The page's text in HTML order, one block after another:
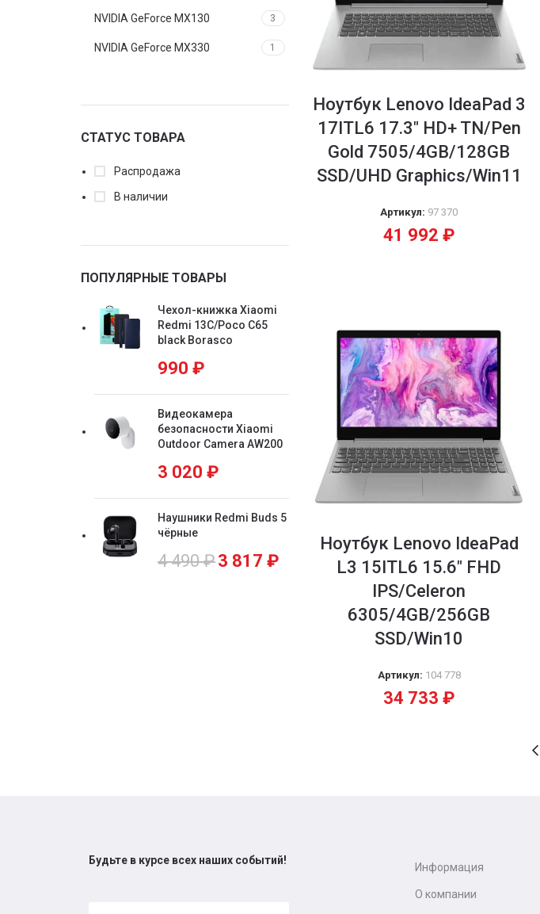
NVIDIA GeForce MX130 3
NVIDIA GeForce MX330 1
СТАТУС ТОВАРА
Распродажа
В наличии
ПОПУЛЯРНЫЕ ТОВАРЫ
Чехол-книжка Xiaomi
Redmi 13C/Poco C65
black Borasco
990 ₽
Видеокамера
безопасности Xiaomi
Outdoor Camera AW200
3 020 ₽
Наушники Redmi Buds 5
чёрные
4 490₽3 817 ₽
Ноутбук Lenovo IdeaPad 3
17ITL6 17.3″ HD+ TN/Pen
Gold 7505/4GB/128GB
SSD/UHD Graphics/Win11
Артикул: 97 370
41 992 ₽
Ноутбук Lenovo IdeaPad
L3 15ITL6 15.6″ FHD
IPS/Celeron
6305/4GB/256GB
SSD/Win10
Артикул: 104 778
34 733 ₽
Будьте в курсе всех наших событий!
Информация
О компании